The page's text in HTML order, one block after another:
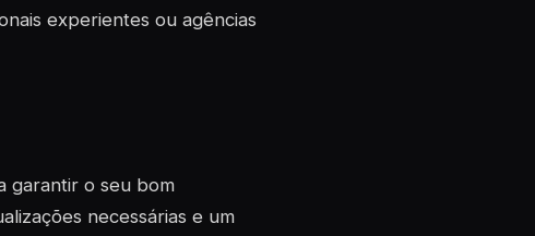
experientes ou agências
garantir o seu bom
necessárias e um